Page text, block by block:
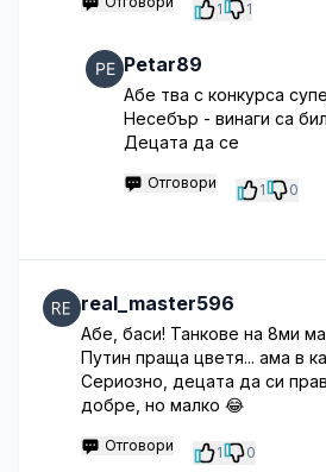
1 1
Petar89
Абе тва с конкурса
Несебър - винаги са
Децата да се
Отговори 1 0
real_master596
Абе, баси! Танкове на 8ми
Путин праща цветя... ама в
Сериозно, децата да си
добре, но малко 😂
Отговори 1 0